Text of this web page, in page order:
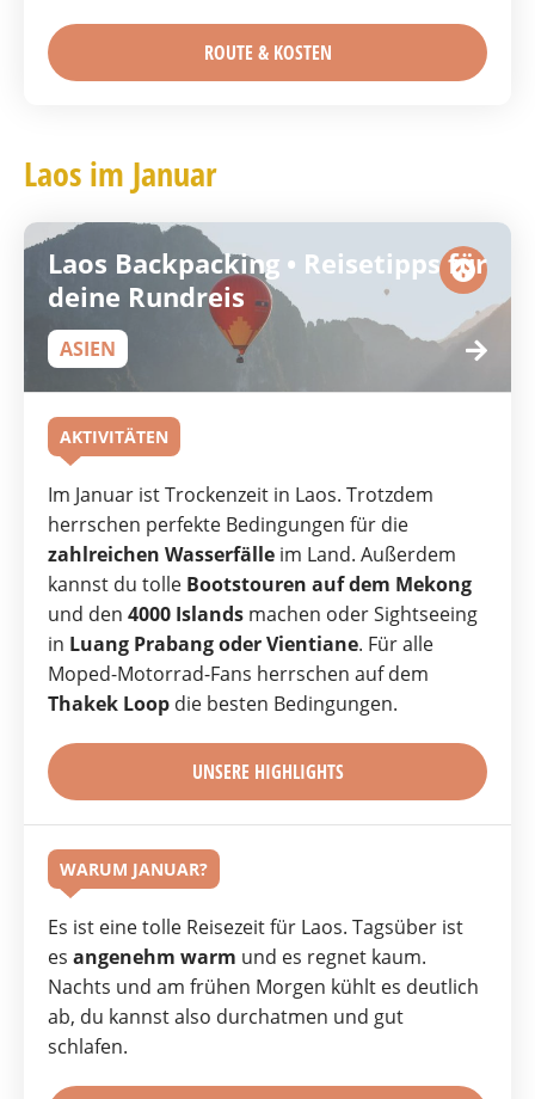
ROUTE & KOSTEN
Laos im Januar
Laos Backpacking • Reisetipps für
deine Rundreis
ASIEN
AKTIVITÄTEN
Im Januar ist Trockenzeit in Laos. Trotzdem
herrschen perfekte Bedingungen für die
zahlreichen Wasserfälle im Land. Außerdem
kannst du tolle Bootstouren auf dem Mekong
und den 4000 Islands machen oder Sightseeing
in Luang Prabang oder Vientiane. Für alle
Moped-Motorrad-Fans herrschen auf dem
Thakek Loop die besten Bedingungen.
UNSERE HIGHLIGHTS
WARUM JANUAR?
Es ist eine tolle Reisezeit für Laos. Tagsüber ist
es angenehm warm und es regnet kaum.
Nachts und am frühen Morgen kühlt es deutlich
ab, du kannst also durchatmen und gut
schlafen.